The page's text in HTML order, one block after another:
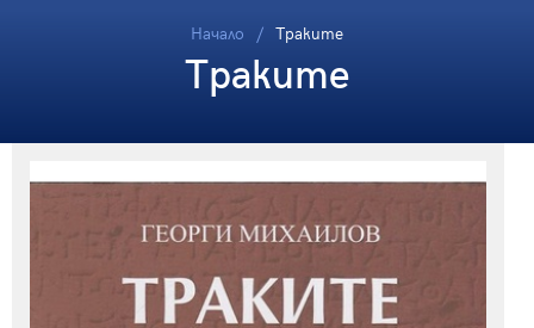
Начало Траките
Траките